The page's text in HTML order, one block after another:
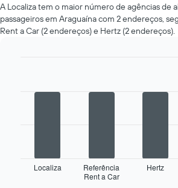
A Localiza tem o maior número de agências de
passageiros em Araguaína com 2 endereços,
Rent a Car (2 endereços) e Hertz (2 endereços).
seguirLocaliza
Referência
Rent a Car
Hertz